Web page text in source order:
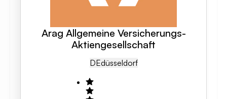
Arag Allgemeine Versicherungs-
Aktiengesellschaft
DEDüsseldorf